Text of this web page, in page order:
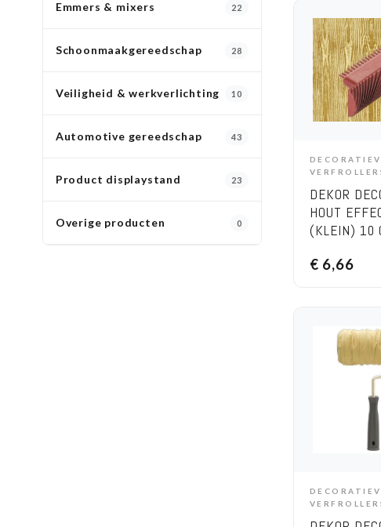
Emmers & mixers 22
Schoonmaakgereedschap 28
Veiligheid & werkverlichting 10
Automotive gereedschap 43
Product displaystand 23
Overige producten 0
ADD TO
DEKOR
HOUT
(KLEIN) 10
€ 6,66
ADD TO